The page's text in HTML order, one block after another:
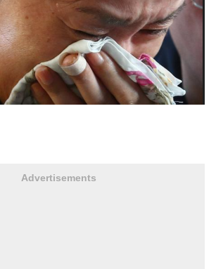
Advertisements